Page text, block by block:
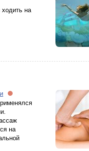
на
на